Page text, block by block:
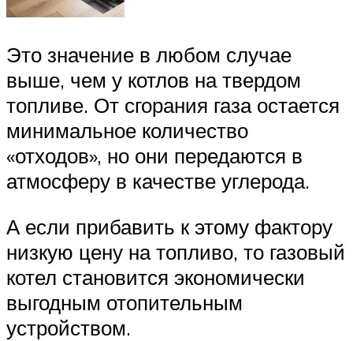
Это значение в любом случае
выше, чем у котлов на твердом
топливе. От сгорания газа остается
минимальное количество
«отходов», но они передаются в
атмосферу в качестве углерода.
А если прибавить к этому фактору
низкую цену на топливо, то газовый
котел становится экономически
выгодным отопительным
устройством.